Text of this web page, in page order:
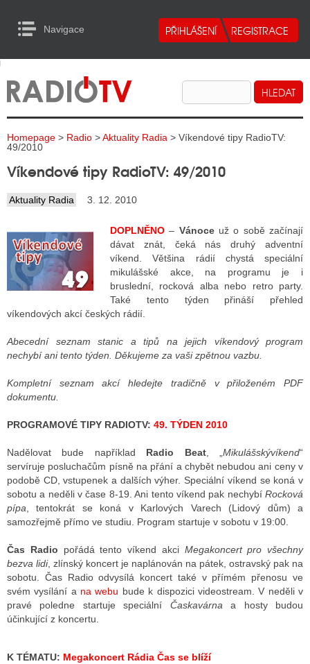
Navigace
RADIA
TELEVIZE
INTERNET
TISK
RÁDIÍ
RÁDIÍ
TELEVIZE
TELEVIZÍ
INTERNET
RÁDIA
STRÁNKY RÁDIÍ
STRÁNKY TV
TISK
to Content
Homepage > Radio >Aktuality Radia > Víkendové tipy RadioTV:
49/2010
Víkendové tipy RadioTV: 49/2010
Aktuality Radia 3. 12. 2010
DOPLNĚNO – Vánoce už o sobě začínají
dávat znát, čeká nás druhý adventní
víkend. Většina rádií chystá speciální
mikulášské akce, na programu je i
bruslední, rocková alba nebo retro party.
Také tento týden přináší přehled
víkendových akcí českých rádií.
Abecední seznam stanic a tipů na jejich víkendový program
nechybí ani tento týden. Děkujeme za vaši zpětnou vazbu.
Kompletní seznam akcí hledejte tradičně v přiloženém PDF
dokumentu.
PROGRAMOVÉ TIPY RADIOTV: 49. TÝDEN 2010
Nadělovat bude například Radio Beat, „Mikulášskývíkend“
servíruje posluchačům písně na přání a chybět nebudou ani ceny v
podobě CD, vstupenek a dalších výher. Speciální víkend se koná v
sobotu a neděli v čase 8-19. Ani tento víkend pak nechybíRocková
pípa , tentokrát se koná v Karlových Varech (Lidový dům) a
samozřejmě přímo ve studiu. Program startuje v sobotu v 19:00.
Čas Radio pořádá tento víkend akci Megakoncert pro všechny
bezva lidi, zlínský koncert je naplánován na pátek, ostravský pak na
sobotu. Čas Radio odvysílá koncert také v přímém přenosu ve
svém vysílání a na webu bude k dispozici videostream. V neděli v
pravé poledne startuje speciální Časkavárnaa hosty budou
účinkující z koncertu.
K TÉMATU: Megakoncert Rádia Čas se blíží